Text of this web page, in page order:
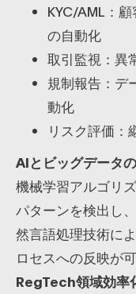
KYC/AML：
の自動化
取引監視：異
規制報告：デ
動化
リスク評価：
AIとビッグデータ
機械学習アルゴリ
パターンを検出し
然言語処理技術に
ロセスへの反映が
RegTech領域効率